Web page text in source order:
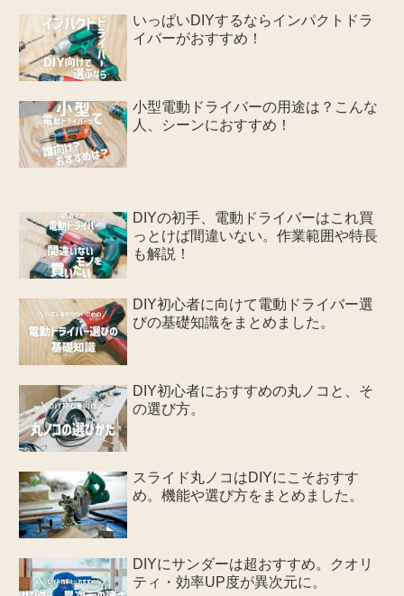
いっぱいDIYするならインパクトドラ
イバーがおすすめ！
小型電動ドライバーの用途は？こんな
人、シーンにおすすめ！
DIYの初手、電動ドライバーはこれ買
っとけば間違いない。作業範囲や特長
も解説！
DIY初心者に向けて電動ドライバー選
びの基礎知識をまとめました。
DIY初心者におすすめの丸ノコと、そ
の選び方。
スライド丸ノコはDIYにこそおすす
め。機能や選び方をまとめました。
DIYにサンダーは超おすすめ。クオリ
ティ・効率UP度が異次元に。